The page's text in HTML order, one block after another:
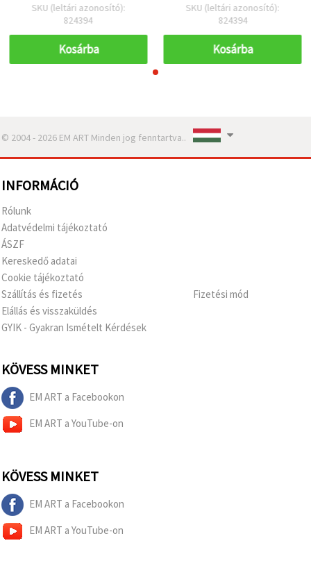
SKU (leltári azonosító):
824394
Kosárba
SKU (leltári azonosító):
824394
Kosárba
© 2004 - 2026 EM ART Minden jog fenntartva..
INFORMÁCIÓ
Rólunk
Adatvédelmi tájékoztató
ÁSZF
Kereskedő adatai
Cookie tájékoztató
Szállítás és fizetés
Elállás és visszaküldés
GYIK - Gyakran Ismételt Kérdések
Fizetési mód
KÖVESS MINKET
EM ART a Facebookon
EM ART a YouTube-on
KÖVESS MINKET
EM ART a Facebookon
EM ART a YouTube-on